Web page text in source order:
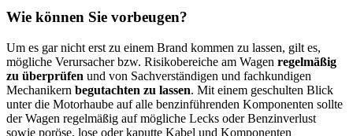
Wie können Sie vorbeugen?
Um es gar nicht erst zu einem Brand kommen zu lassen, gilt es,
mögliche Verursacher bzw. Risikobereiche am Wagen regelmäßig
zu überprüfen und von Sachverständigen und fachkundigen
Mechanikern begutachten zu lassen. Mit einem geschulten Blick
unter die Motorhaube auf alle benzinführenden Komponenten sollte
der Wagen regelmäßig auf mögliche Lecks oder Benzinverlust
sowie poröse, lose oder kaputte Kabel und Komponenten